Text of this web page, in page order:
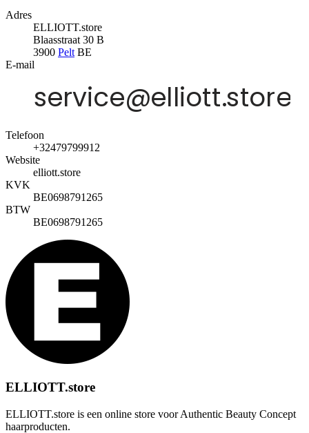
Adres
ELLIOTT.store
Blaasstraat 30 B
3900 Pelt BE
E-mail
Telefoon
+32479799912
Website
elliott.store
KVK
BE0698791265
BTW
BE0698791265
ELLIOTT.store
ELLIOTT.store is een online store voor Authentic Beauty Concept
haarproducten.